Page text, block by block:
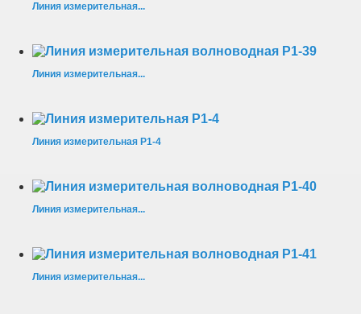
Линия измерительная...
Линия измерительная...
Линия измерительная Р1-4
Линия измерительная...
Линия измерительная...